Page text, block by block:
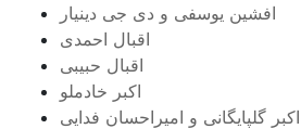
افشین یوسفی و دی جی دینیار
اقبال احمدی
اقبال حبیبی
اکبر خادملو
اکبر گلپایگانی و امیراحسان فدایی